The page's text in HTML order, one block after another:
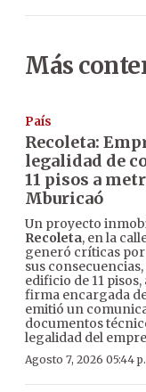
Más
País
Recoleta:
legalidad de
11 pisos a
Mburicaó
Un proyecto
Recoleta, en la
generó críticas
sus
edificio de 11
firma encargada
emitió un
documentos
legalidad del
Agosto 7, 2026 05:44